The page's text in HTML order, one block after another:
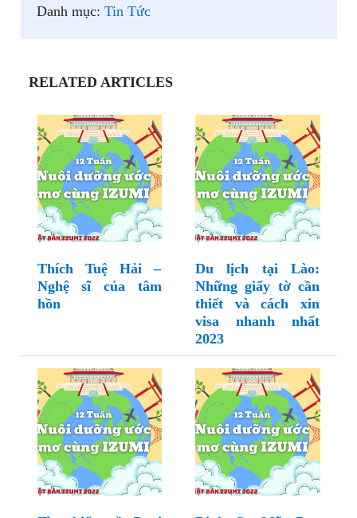
Danh mục: Tin Tức
RELATED ARTICLES
Thích Tuệ Hải –
Nghệ sĩ của tâm
hồn
Du lịch tại Lào:
Những giấy tờ cần
thiết và cách xin
visa nhanh nhất
2023